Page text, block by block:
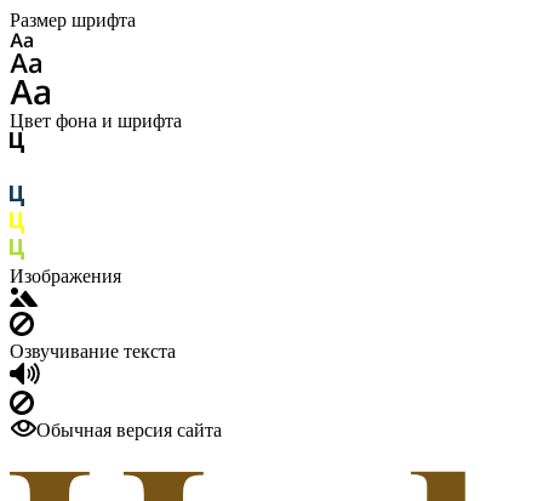
Размер шрифта
Цвет фона и шрифта
Изображения
Озвучивание текста
Обычная версия сайта